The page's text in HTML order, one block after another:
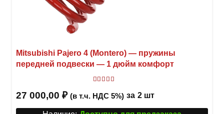
Mitsubishi Pajero 4 (Montero) — пружины
передней подвески — 1 дюйм комфорт
27 000,00 ₽ (в т.ч. НДС 5%) за 2 шт